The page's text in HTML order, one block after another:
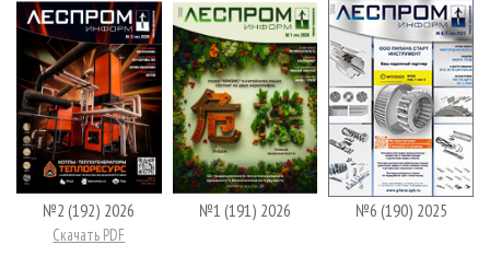
№2 (192) 2026
Скачать PDF
№1 (191) 2026 №6 (190) 2025